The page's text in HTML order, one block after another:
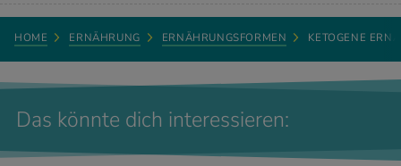
HOME ERNÄHRUNG ERNÄHRUNGSFORMEN KETOGENE
Das könnte dich interessieren: